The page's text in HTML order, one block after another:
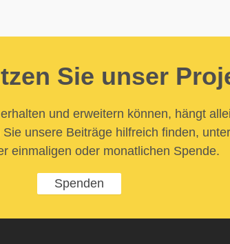
Sie unser
und erweitern können, hängt
unsere Beiträge hilfreich finden,
einmaligen oder monatlichen Spende.
Spenden